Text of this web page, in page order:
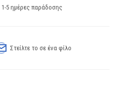
1-5 ημέρες παράδοσης
Στείλτε το σε ένα φίλο